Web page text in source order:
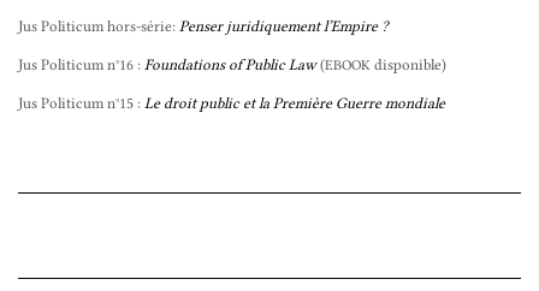
Jus Politicum hors-série: Penser juridiquement l’Empire ?
Jus Politicum n°16 : Foundations of Public Law (EBOOK disponible)
Jus Politicum n°15 : Le droit public et la Première Guerre mondiale